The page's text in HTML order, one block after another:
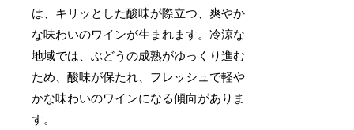
は、キリッとした酸味が際立つ、爽やか
な味わいのワインが生まれます。冷涼な
地域では、ぶどうの成熟がゆっくり進む
ため、酸味が保たれ、フレッシュで軽や
かな味わいのワインになる傾向がありま
す。